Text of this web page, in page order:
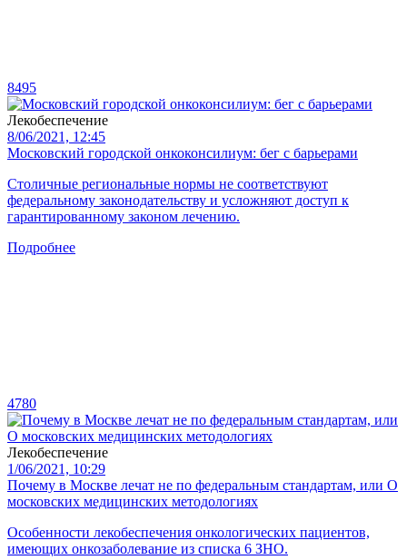
8495
Лекобеспечение
8/06/2021, 12:45
Московский городской онкоконсилиум: бег с барьерами
Столичные региональные нормы не соответствуют
федеральному законодательству и усложняют доступ к
гарантированному законом лечению.
Подробнее
4780
Лекобеспечение
1/06/2021, 10:29
Почему в Москве лечат не по федеральным стандартам, или О
московских медицинских методологиях
Особенности лекобеспечения онкологических пациентов,
имеющих онкозаболевание из списка 6 ЗНО.